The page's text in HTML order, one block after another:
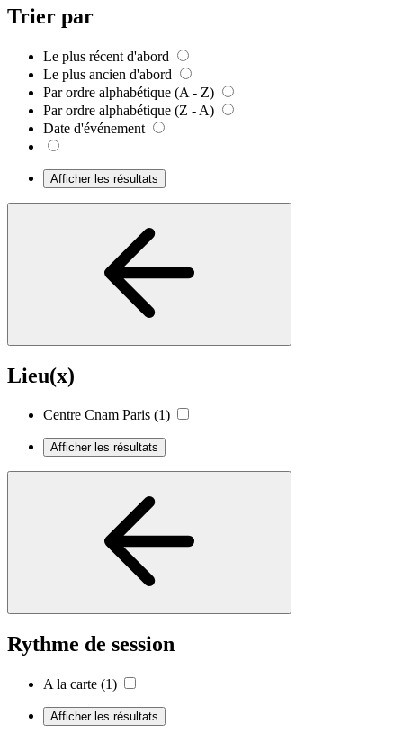
Trier par
Le plus récent d'abord
Le plus ancien d'abord
Par ordre alphabétique (A - Z)
Par ordre alphabétique (Z - A)
Date d'événement
Afficher les résultats
Lieu(x)
Centre Cnam Paris (1)
Afficher les résultats
Rythme de session
A la carte (1)
Afficher les résultats